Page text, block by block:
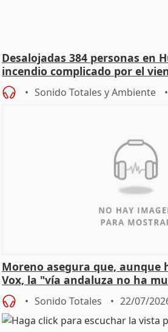
Desalojadas 384 personas en
incendio complicado por el
Sonido Totales y Ambiente
Moreno asegura que, aunque
Vox, la "vía andaluza no ha
"cambiar"
Sonido Totales 22/07/